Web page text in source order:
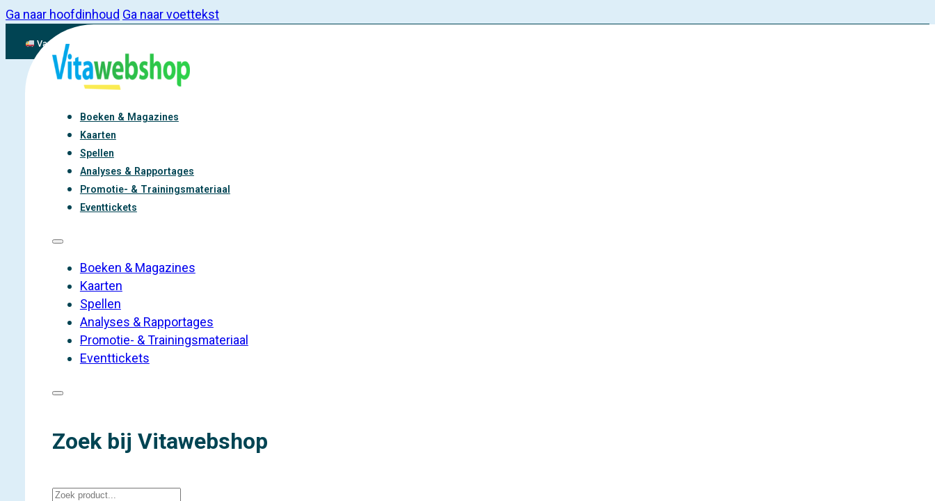
Ga naar hoofdinhoud Ga naar voettekst
Vandaag besteld, binnen 2-3 werkdagen aan de slag met vitaliteit
Boeken & Magazines
Kaarten
Spellen
Analyses & Rapportages
Promotie- & Trainingsmateriaal
Eventtickets
Boeken & Magazines
Kaarten
Spellen
Analyses & Rapportages
Promotie- & Trainingsmateriaal
Eventtickets
Zoek bij Vitawebshop
Zoeken